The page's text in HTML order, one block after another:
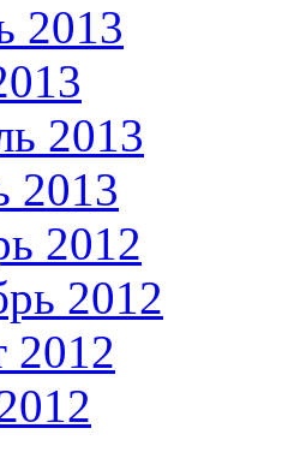
2013
2013
2013
2012
2012
2012